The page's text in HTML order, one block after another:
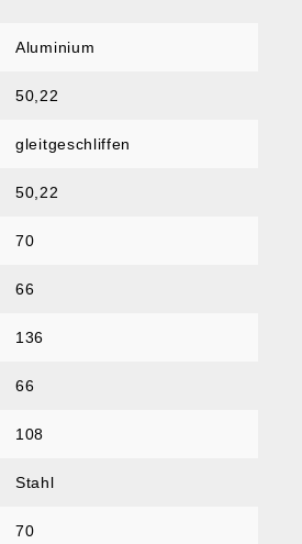
Aluminium
50,22
gleitgeschliffen
50,22
70
66
136
66
108
Stahl
70